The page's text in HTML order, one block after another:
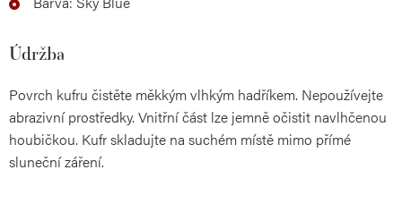
Údržba
Povrch kufru čistěte měkkým vlhkým hadříkem. Nepoužívejte
abrazivní prostředky. Vnitřní část lze jemně očistit navlhčenou
houbičkou. Kufr skladujte na suchém místě mimo přímé
sluneční záření.